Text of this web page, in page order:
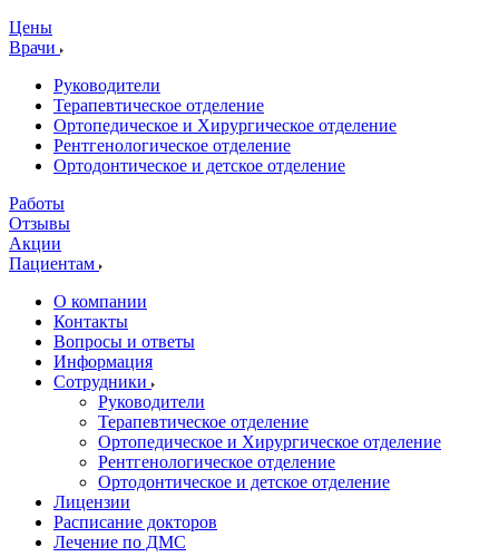
Цены
Врачи
Руководители
Терапевтическое отделение
Ортопедическое и Хирургическое отделение
Рентгенологическое отделение
Ортодонтическое и детское отделение
Работы
Отзывы
Акции
Пациентам
О компании
Контакты
Вопросы и ответы
Информация
Сотрудники
Руководители
Терапевтическое отделение
Ортопедическое и Хирургическое отделение
Рентгенологическое отделение
Ортодонтическое и детское отделение
Лицензии
Расписание докторов
Лечение по ДМС